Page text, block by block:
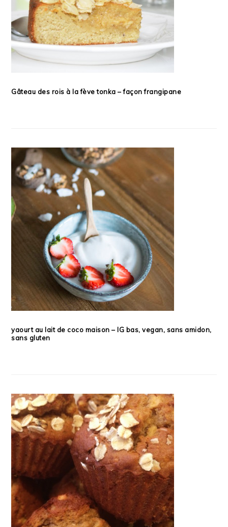
Gâteau des rois à la fève tonka – façon frangipane
yaourt au lait de coco maison – IG bas, vegan, sans amidon,
sans gluten